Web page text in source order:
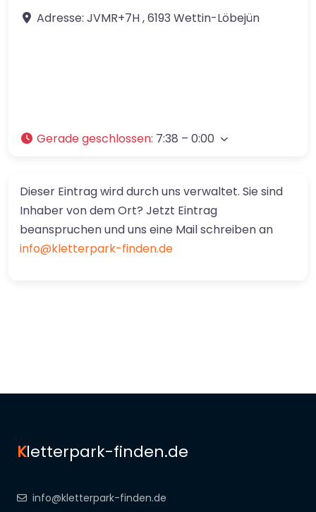
Adresse: JVMR+7H,6193 Wettin-Löbejün
Gerade geschlossen: 7:38 – 0:00
Dieser Eintrag wird durch uns verwaltet. Sie sind
Inhaber von dem Ort? Jetzt Eintrag
beanspruchen und uns eine Mail schreiben an
info@kletterpark-finden.de
Kletterpark-finden.de
info@kletterpark-finden.de